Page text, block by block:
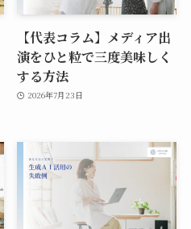
【代表コラム】メディア出
演をひと粒で三度美味しく
する方法
2026年7月23日